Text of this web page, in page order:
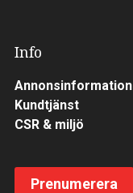
Info
Annonsinformation
Kundtjänst
CSR & miljö
Prenumerera